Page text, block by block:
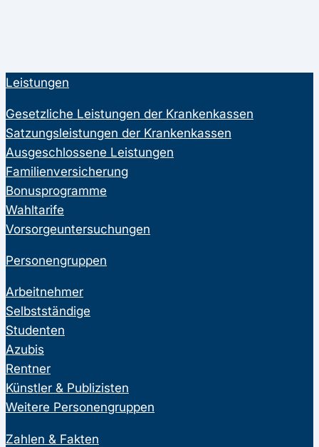
Leistungen
Gesetzliche Leistungen der Krankenkassen
Satzungsleistungen der Krankenkassen
Ausgeschlossene Leistungen
Familienversicherung
Bonusprogramme
Wahltarife
Vorsorgeuntersuchungen
Personengruppen
Arbeitnehmer
Selbstständige
Studenten
Azubis
Rentner
Künstler & Publizisten
Weitere Personengruppen
Zahlen & Fakten